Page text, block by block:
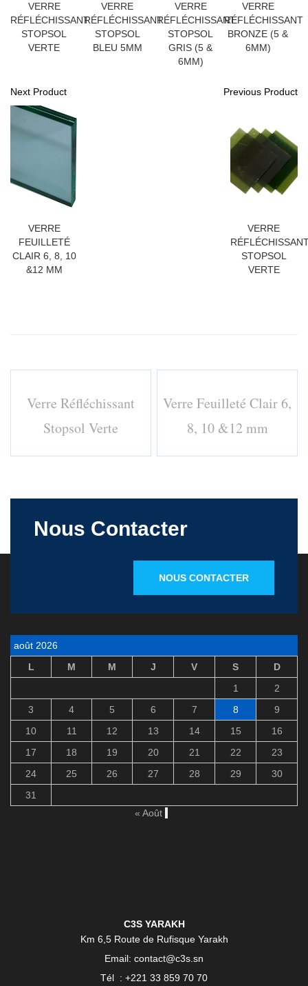
VERRE
RÉFLÉCHISSANT
STOPSOL
VERTE
VERRE
RÉFLÉCHISSANT
STOPSOL
BLEU 5MM
VERRE
RÉFLÉCHISSANT
STOPSOL
GRIS (5 &
6MM)
VERRE
RÉFLÉCHISSANT
BRONZE (5 &
6MM)
Next Product
VERRE
FEUILLETÉ
CLAIR 6, 8, 10
&12 MM
Previous Product
VERRE
STOPSOL
VERTE
Verre Réfléchissant
Stopsol Verte
Verre Feuilleté Clair 6,
8, 10 &12 mm
Nous Contacter
NOUS CONTACTER
août 2026
L
M M J V S
D
1
2
3
4 5 6 7 8
9
10
11 12 13 14 15
16
17
18 19 20 21 22
23
24
25 26 27 28 29
30
31
« Août
C3S YARAKH
Km 6,5 Route de Rufisque Yarakh
Email: contact@c3s.sn
Tél : +221 33 859 70 70